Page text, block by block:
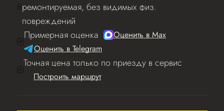
ремонтируемая, без видимых физ.
повреждений
Примерная оценка
Оценить в Мах
Оценить в Telegram
Точная цена только по приезду в сервис
Построить маршрут